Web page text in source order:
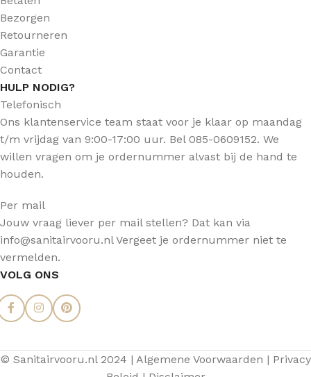
Bezorgen
Retourneren
Garantie
Contact
HULP NODIG?
Telefonisch
Ons klantenservice team staat voor je klaar op maandag
t/m vrijdag van 9:00-17:00 uur. Bel 085-0609152. We
willen vragen om je ordernummer alvast bij de hand te
houden.
Per mail
Jouw vraag liever per mail stellen? Dat kan via
info@sanitairvooru.nl Vergeet je ordernummer niet te
vermelden.
VOLG ONS
© Sanitairvooru.nl 2024 | Algemene Voorwaarden | Privacy